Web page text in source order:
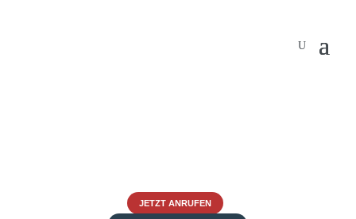
JETZT ANRUFEN